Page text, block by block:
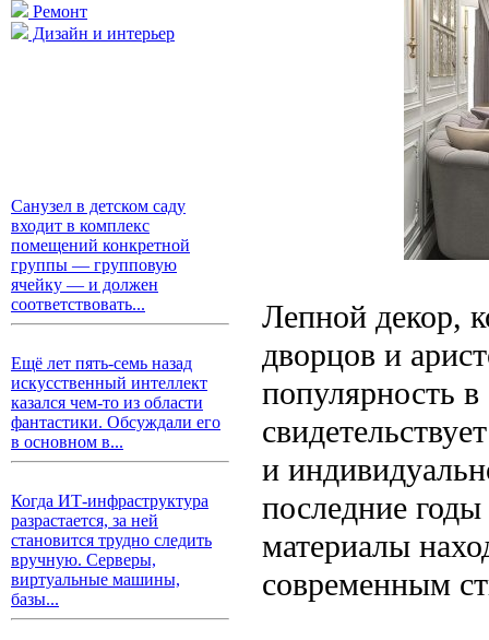
Ремонт
Дизайн и интерьер
Санузел в детском саду
входит в комплекс
помещений конкретной
группы — групповую
ячейку — и должен
соответствовать...
Ещё лет пять-семь назад
искусственный интеллект
казался чем-то из области
фантастики. Обсуждали его
в основном в...
Когда ИТ-инфраструктура
разрастается, за ней
становится трудно следить
вручную. Серверы,
виртуальные машины,
базы...
Лепной декор,
дворцов и
популярность
и
последние
материалы
современным